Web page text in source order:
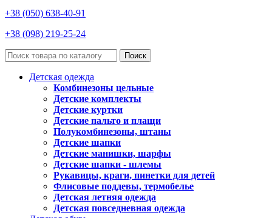
+38 (050) 638-40-91
+38 (098) 219-25-24
Поиск
Детская одежда
Комбинезоны цельные
Детские комплекты
Детские куртки
Детские пальто и плащи
Полукомбинезоны, штаны
Детские шапки
Детские манишки, шарфы
Детские шапки - шлемы
Рукавицы, краги, пинетки для детей
Флисовые поддевы, термобелье
Детская летняя одежда
Детская повседневная одежда